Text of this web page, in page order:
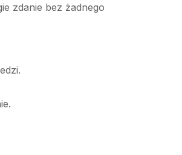
zdanie bez żadnego